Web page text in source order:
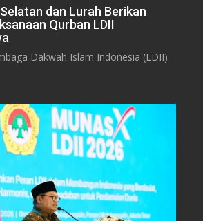
dan Lurah Berikan
Qurban LDII
Dakwah Islam Indonesia (LDII)